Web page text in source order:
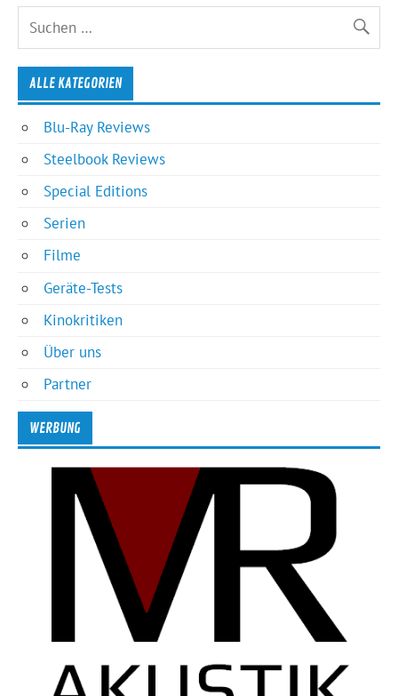
ALLE KATEGORIEN
Blu-Ray Reviews
Steelbook Reviews
Special Editions
Serien
Filme
Geräte-Tests
Kinokritiken
Über uns
Partner
WERBUNG